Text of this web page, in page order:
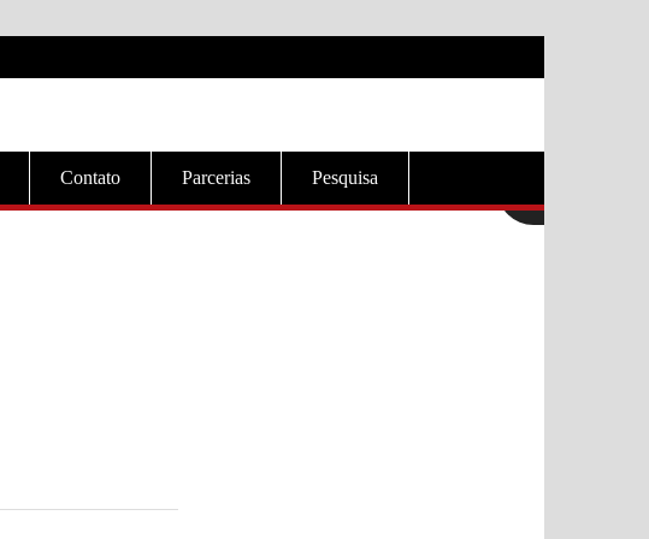
Contato Parcerias Pesquisa